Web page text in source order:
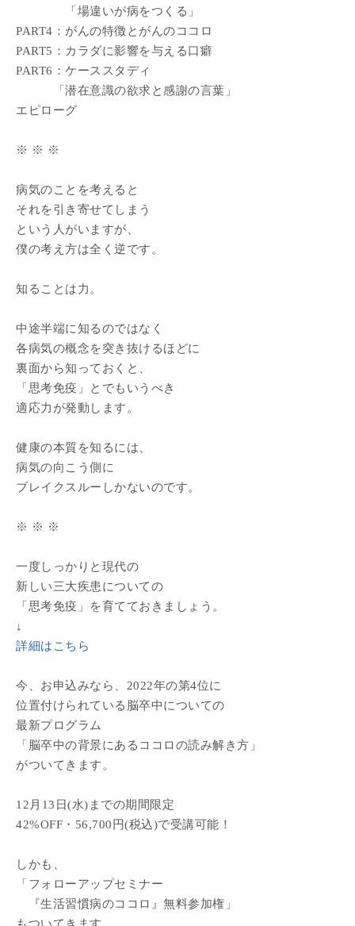
「場違いが病をつくる」
PART4：がんの特徴とがんのココロ
PART5：カラダに影響を与える口癖
PART6：ケーススタディ
「潜在意識の欲求と感謝の言葉」
エピローグ
※ ※ ※
病気のことを考えると
それを引き寄せてしまう
という人がいますが、
僕の考え方は全く逆です。
知ることは力。
中途半端に知るのではなく
各病気の概念を突き抜けるほどに
裏面から知っておくと、
「思考免疫」とでもいうべき
適応力が発動します。
健康の本質を知るには、
病気の向こう側に
ブレイクスルーしかないのです。
※ ※ ※
一度しっかりと現代の
新しい三大疾患についての
「思考免疫」を育てておきましょう。
↓
詳細はこちら
今、お申込みなら、2022年の第4位に
位置付けられている脳卒中についての
最新プログラム
「脳卒中の背景にあるココロの読み解き方」
がついてきます。
12月13日(水)までの期間限定
42%OFF・56,700円(税込)で受講可能！
しかも、
「フォローアップセミナー
『生活習慣病のココロ』無料参加権」